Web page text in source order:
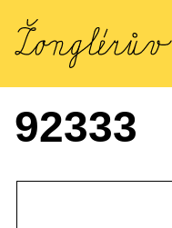
92333